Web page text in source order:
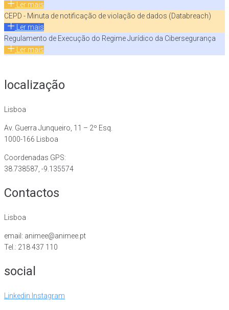
Ler mais
CEPD - Minuta de notificação de violação de dados (Databreach)
Ler mais
Regulamento de Execução do Regime Jurídico da Cibersegurança
Ler mais
localização
Lisboa
Av. Guerra Junqueiro, 11 – 2º Esq.
1000-166 Lisboa
Coordenadas GPS:
38.738587, -9.135574
Contactos
Lisboa
email: animee@animee.pt
Tel.: 218 437 110
social
Linkedin Instagram